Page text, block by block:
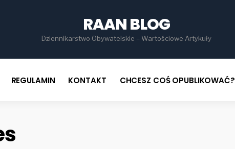
RAAN BLOG
Dziennikarstwo Obywatelskie – Wartościowe Artykuły
REGULAMIN KONTAKT CHCESZ COŚ OPUBLIKOWAĆ?